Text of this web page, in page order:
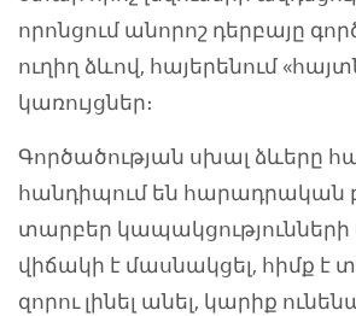
որոնցում անորոշ դերբայը
ուղիղ ձևով, հայերենում
կառույցներ։
Գործածության սխալ ձևերը
հանդիպում են հարադրական
տարբեր կապակցությունների
վիճակի է մասնակցել, հիմք է
զորու լինել անել, կարիք